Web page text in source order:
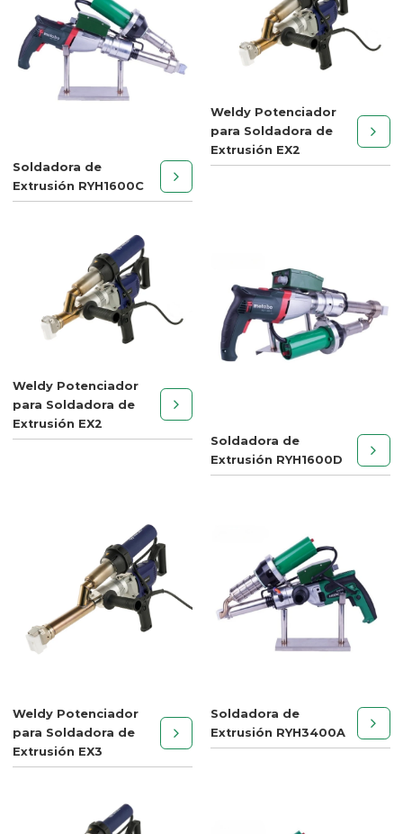
Soldadora de
Extrusión RYH1600C
Weldy Potenciador
para Soldadora de
Extrusión EX2
Weldy Potenciador
para Soldadora de
Extrusión EX2
Soldadora de
Extrusión RYH1600D
Weldy Potenciador
para Soldadora de
Extrusión EX3
Soldadora de
Extrusión RYH3400A